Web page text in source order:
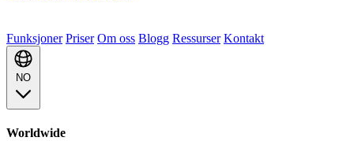
Funksjoner Priser Om oss Blogg Ressurser Kontakt
NO
Worldwide